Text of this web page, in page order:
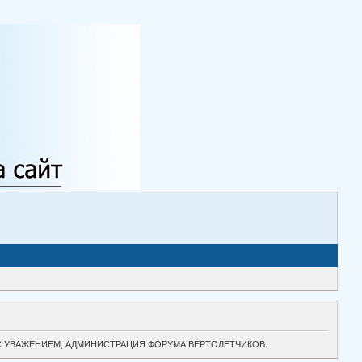
УВАЖЕНИЕМ, АДМИНИСТРАЦИЯ ФОРУМА ВЕРТОЛЕТЧИКОВ.